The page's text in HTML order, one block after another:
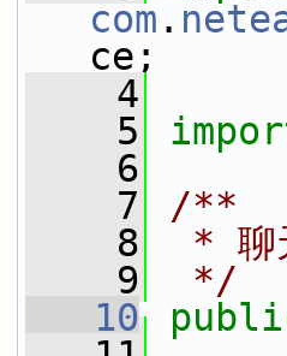
com .
ce;
    4
    5
    6
    7
/**
    8
* 聊
    9
*/
   10